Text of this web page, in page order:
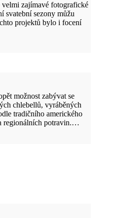
velmi zajímavé fotografické
svatební sezony můžu
projektů bylo i focení
možnost zabývat se
chlebellů, vyráběných
tradičního amerického
regionálních potravin.…